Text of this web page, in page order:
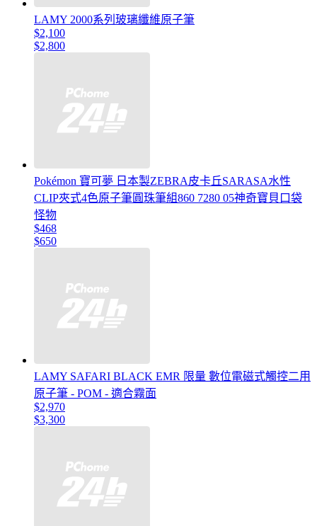
LAMY 2000系列玻璃纖維原子筆
$2,100
$2,800
Pokémon 寶可夢 日本製ZEBRA皮卡丘SARASA水性
CLIP夾式4色原子筆圓珠筆組860 7280 05神奇寶貝口袋
怪物
$468
$650
LAMY SAFARI BLACK EMR 限量 數位電磁式觸控二用
原子筆 - POM - 適合霧面
$2,970
$3,300